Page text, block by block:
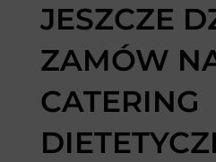
JESZCZE
ZAMÓW
CATERING